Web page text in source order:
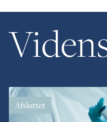
Afsluttet